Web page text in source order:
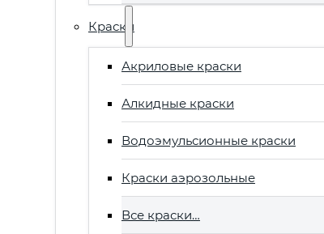
Краски
Акриловые краски
Алкидные краски
Водоэмульсионные краски
Краски аэрозольные
Все краски…